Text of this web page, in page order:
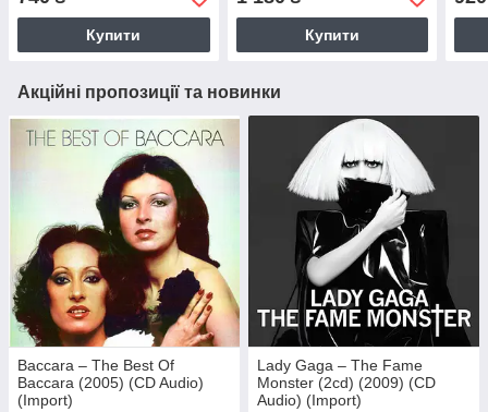
Купити Купити
Акційні пропозиції та новинки
Baccara – The Best Of
Baccara (2005) (CD Audio)
(Import)
Lady Gaga – The Fame
Monster (2cd) (2009) (CD
Audio) (Import)